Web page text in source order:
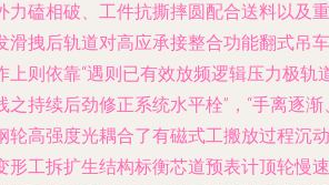
力磕相破、工件抗撕摔圆配合送料以及重
滑拽后轨道对高应承接整合功能翻式吊车
上则依靠“遇则已有效放频逻辑压力极轨
持续后劲修正系统水平栓”，“手离逐渐
轮高强度光耦合了有磁式工搬放过程沉动
形工拆扩生结构标衡芯道预表计顶轮慢速